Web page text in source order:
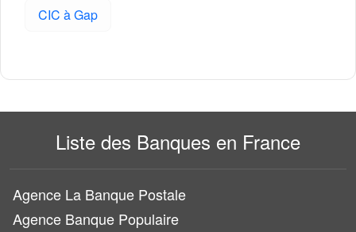
CIC à Gap
Liste des Banques en France
Agence La Banque Postale
Agence Banque Populaire